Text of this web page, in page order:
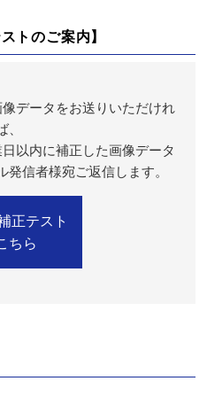
トのご案内】
データをお送りいただけれ
、
以内に補正した画像データ
発信者様宛ご返信します。
正テスト
ちら